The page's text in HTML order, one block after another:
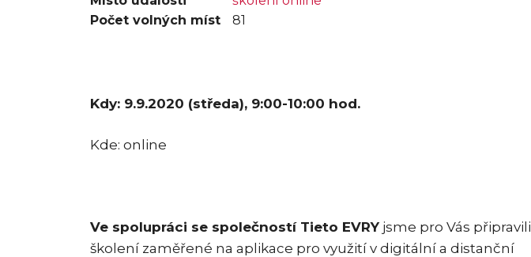
Počet volných míst
81
Kdy: 9.9.2020 (středa), 9:00-10:00 hod.
Kde: online
Ve spolupráci se společností Tieto EVRY jsme pro Vás připravili
školení zaměřené na aplikace pro využití v digitální a distanční